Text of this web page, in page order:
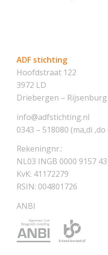
ADF stichting
Hoofdstraat 122
3972 LD
Driebergen – Rijsenburg
info@adfstichting.nl
0343 – 518080 (ma,di
Rekeningnr.:
NL03 INGB 0000 9157 43
KvK: 41172279
RSIN: 004801726
ANBI